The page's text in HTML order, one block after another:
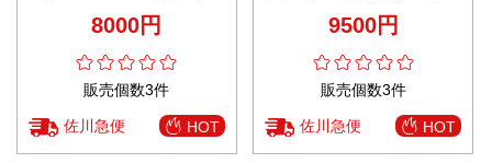
8000円
販売個数3件
佐川急便 HOT
9500円
販売個数3件
佐川急便 HOT